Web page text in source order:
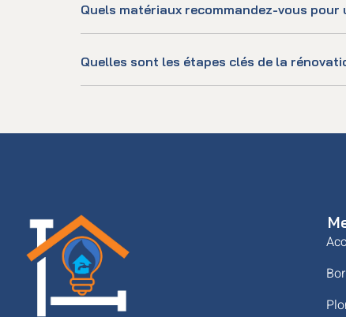
Quels matériaux recommandez-vous
Quelles sont les étapes clés de la